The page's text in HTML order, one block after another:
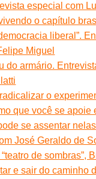
especial com
o capítulo
liberal”.
Miguel
do armário.
o
que você se apoie
se assentar
José Geraldo de
de sombras”,
e sair do caminho